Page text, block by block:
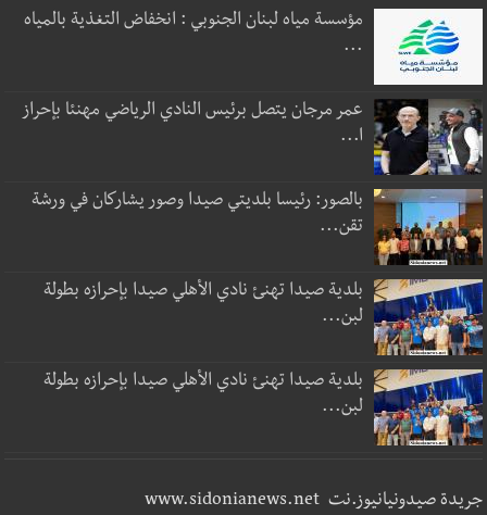
مؤسسة مياه لبنان الجنوبي : انخفاض التغذية بالمياه
...
عمر مرجان يتصل برئيس النادي الرياضي مهنئا بإحراز
ا...
بالصور: رئيسا بلديتي صيدا وصور يشاركان في ورشة
تقن...
بلدية صيدا تهنئ نادي الأهلي صيدا بإحرازه بطولة
لبن...
بلدية صيدا تهنئ نادي الأهلي صيدا بإحرازه بطولة
لبن...
جريدة صيدونيانيوز.نت www.sidonianews.net